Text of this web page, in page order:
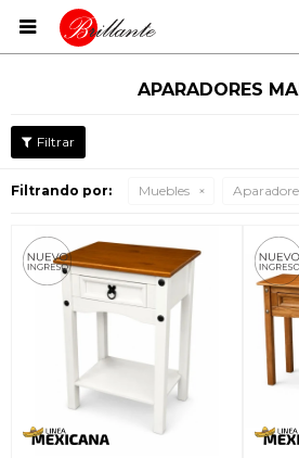

APARADORES
Filtrando por: Muebles